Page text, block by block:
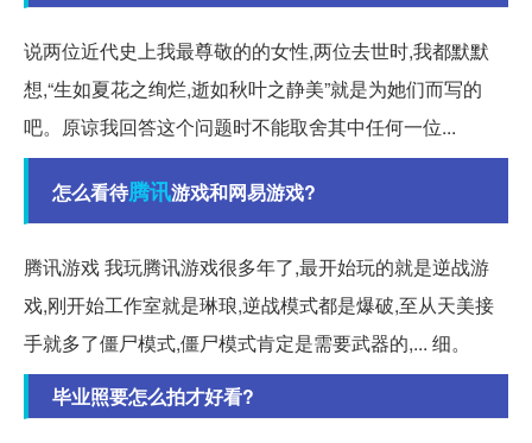
说两位近代史上我最尊敬的的女性,两位去世时,我都默默
想,“生如夏花之绚烂,逝如秋叶之静美”就是为她们而写的
吧。原谅我回答这个问题时不能取舍其中任何一位...
怎么看待腾讯游戏和网易游戏?
腾讯游戏 我玩腾讯游戏很多年了,最开始玩的就是逆战游
戏,刚开始工作室就是琳琅,逆战模式都是爆破,至从天美接
手就多了僵尸模式,僵尸模式肯定是需要武器的,... 细。
毕业照要怎么拍才好看?